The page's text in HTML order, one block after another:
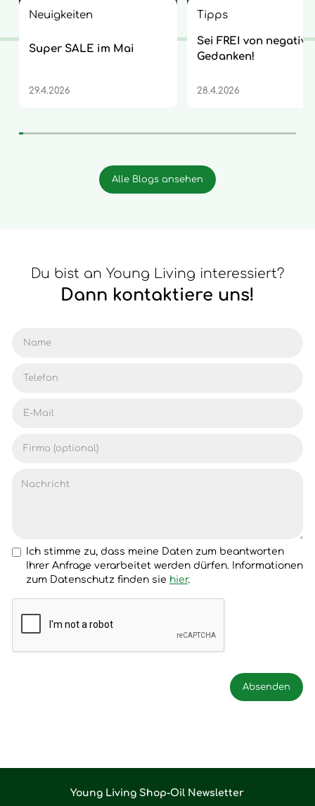
Neuigkeiten
Super SALE im Mai
29.4.2026
Tipps
Sei FREI von
Gedanken!
28.4.2026
Alle Blogs ansehen
Du bist an Young Living interessiert?
Dann kontaktiere uns!
Ich stimme zu, dass meine Daten zum beantworten
Ihrer Anfrage verarbeitet werden dürfen. Informationen
zum Datenschutz finden sie hier.
Young Living Shop-Oil Newsletter